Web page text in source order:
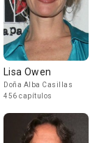
Lisa Owen
Doña Alba Casillas
456 capítulos